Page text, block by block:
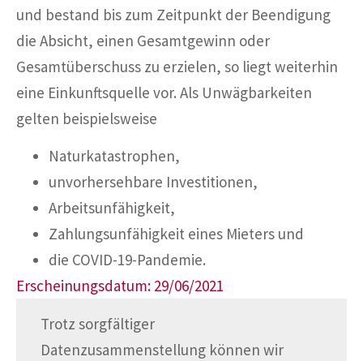
und bestand bis zum Zeitpunkt der Beendigung
die Absicht, einen Gesamtgewinn oder
Gesamtüberschuss zu erzielen, so liegt weiterhin
eine Einkunftsquelle vor. Als Unwägbarkeiten
gelten beispielsweise
Naturkatastrophen,
unvorhersehbare Investitionen,
Arbeitsunfähigkeit,
Zahlungsunfähigkeit eines Mieters und
die COVID-19-Pandemie.
Erscheinungsdatum: 29/06/2021
Trotz sorgfältiger
Datenzusammenstellung können wir